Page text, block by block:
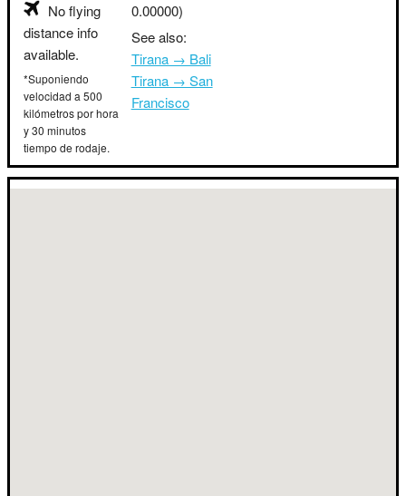
No flying
distance info
available.
*Suponiendo
velocidad a 500
kilómetros por hora
y 30 minutos
tiempo de rodaje.
0.00000)
See also:
Tirana → Bali
Tirana → San
Francisco